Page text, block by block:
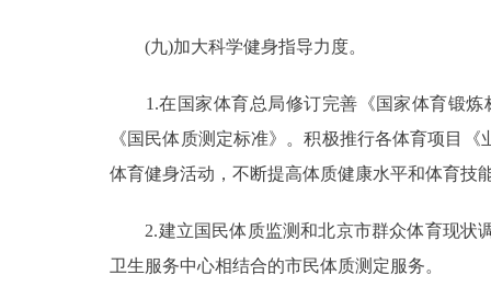
(九)加大科学健身指导力度。
1.在国家体育总局修订完善《国家体育锻炼
《国民体质测定标准》。积极推行各体育项目
体育健身活动，不断提高体质健康水平和体育技
2.建立国民体质监测和北京市群众体育现状调
卫生服务中心相结合的市民体质测定服务。